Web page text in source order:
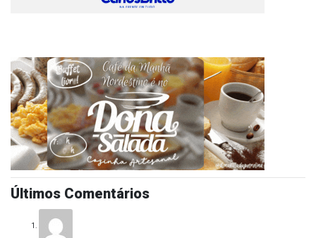
Últimos Comentários